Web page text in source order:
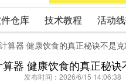
仓库 技术教程 活动
算器 健康饮食的真正秘诀不是
器 健康饮食的真正秘
发布时间：2026/6/15 14:06:38